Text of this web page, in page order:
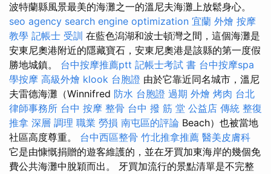
波特蘭縣風景最美的海灘之一的溫尼夫海灘上放鬆身心。
seo agency search engine optimization 宜蘭 外燴 按摩
教學 記帳士 受訓 在藍色潟湖和波士頓灣之間，這個海灘是
安東尼奧港附近的隱藏寶石，安東尼奧港是該縣的第一度假
勝地城鎮。 台中按摩推薦ptt 記帳士考試 書 台中按摩spa
學按摩 高級外燴 klook 台胞證 由於它靠近同名城市，溫尼
夫雷德海灘（Winnifred 防水 台胞證 過期 外燴 烤肉 台北
律師事務所 台中 按摩 整骨 台中 撥 筋 堂 公益店 傳統 整復
推拿 深層 調理 職業 勞損 南屯區的評論 Beach）也被當地
社區高度尊重。 台中西區整骨 竹北推拿推薦 醫美皮膚科
它是由慷慨捐贈的遊客維護的，並在牙買加東海岸的幾個免
費公共海灘中脫穎而出。 牙買加流行的景點清單是不完整